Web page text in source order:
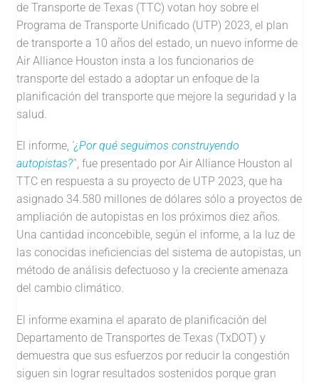
de Transporte de Texas (TTC) votan hoy sobre el
Programa de Transporte Unificado (UTP) 2023, el plan
de transporte a 10 años del estado, un nuevo informe de
Air Alliance Houston insta a los funcionarios de
transporte del estado a adoptar un enfoque de la
planificación del transporte que mejore la seguridad y la
salud.
El informe, '¿Por qué seguimos construyendo
autopistas?'', fue presentado por Air Alliance Houston al
TTC en respuesta a su proyecto de UTP 2023, que ha
asignado 34.580 millones de dólares sólo a proyectos de
ampliación de autopistas en los próximos diez años.
Una cantidad inconcebible, según el informe, a la luz de
las conocidas ineficiencias del sistema de autopistas, un
método de análisis defectuoso y la creciente amenaza
del cambio climático.
El informe examina el aparato de planificación del
Departamento de Transportes de Texas (TxDOT) y
demuestra que sus esfuerzos por reducir la congestión
siguen sin lograr resultados sostenidos porque gran